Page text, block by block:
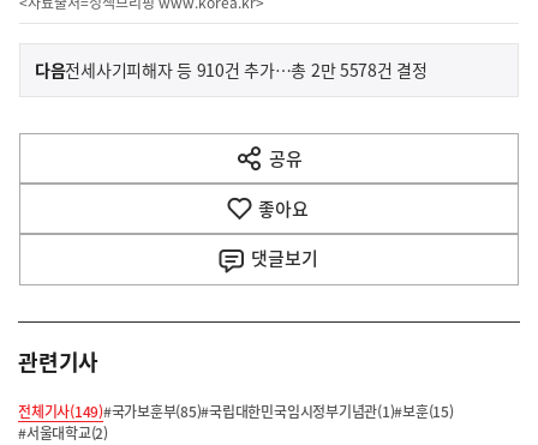
이
전
다
음
다음기
전세사기피해자 등 910건 추가…총 2만 5578건 결정
공유
열
기
좋아요
댓글보기
관련기사
전체기사(149)#국가보훈부(85)#국립대한민국임시정부기념관(1)#보훈(15)
#서울대학교(2)